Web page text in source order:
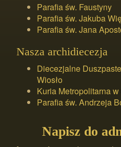
Parafia św. Faustyny
Parafia św. Jakuba
Parafia św. Jana
Nasza archidiecezja
Diecezjalne
Wiosło
Kuria Metropolitarna
Parafia św. Andrzeja
Napisz do